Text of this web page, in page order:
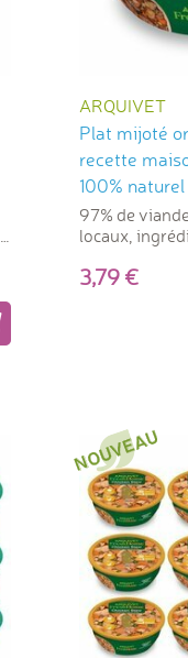
ARQUIVET
Plat mijoté
recette
100%
280 g
97% de
locaux,
3,79